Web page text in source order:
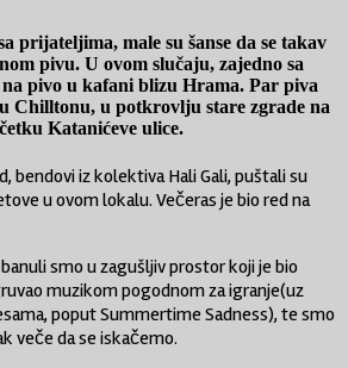
prijateljima, male su šanse da se takav
pivu. U ovom slučaju, zajedno sa
na pivo u kafani blizu Hrama. Par piva
Chilltonu, u potkrovlju stare zgrade na
Katanićeve ulice.
bendovi iz kolektiva Hali Gali, puštali su
u ovom lokalu. Večeras je bio red na
smo u zagušljiv prostor koji je bio
muzikom pogodnom za igranje(uz
poput Summertime Sadness), te smo
veče da se iskačemo.